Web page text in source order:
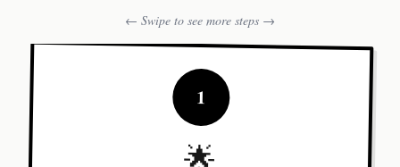
← Swipe to see more steps →
1
🌟